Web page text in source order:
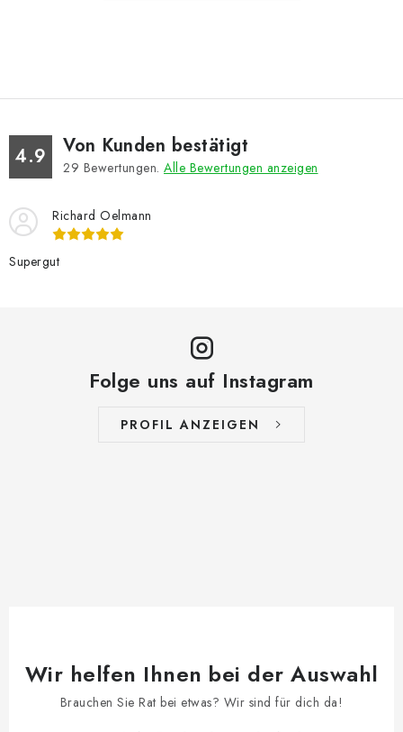
4.9 Von Kunden bestätigt
29 Bewertungen. Alle Bewertungen anzeigen
Richard Oelmann
Supergut
Folge uns auf Instagram
PROFIL ANZEIGEN
Wir helfen Ihnen bei der Auswahl
Brauchen Sie Rat bei etwas? Wir sind für dich da!